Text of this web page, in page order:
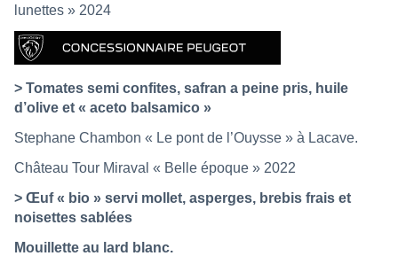
lunettes » 2024
> Tomates semi confites, safran a peine pris, huile
d’olive et « aceto balsamico »
Stephane Chambon « Le pont de l’Ouysse » à Lacave.
Château Tour Miraval « Belle époque » 2022
> Œuf « bio » servi mollet, asperges, brebis frais et
noisettes sablées
Mouillette au lard blanc.